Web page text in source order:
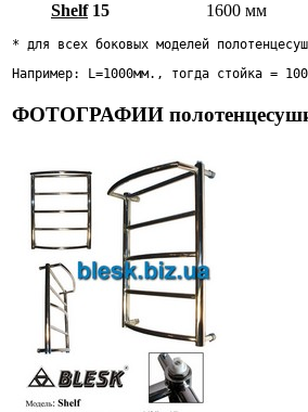
Shelf15 1600 мм
* для всех боковых моделей
Например: L=1000мм., тогда стойка =
ФОТОГРАФИИ